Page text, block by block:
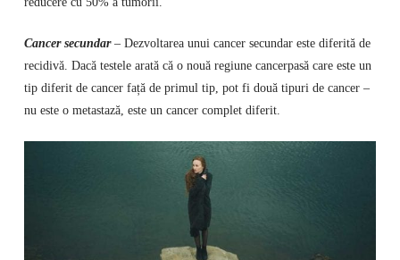
Cancer secundar– Dezvoltarea unui cancer secundar este diferită de
recidivă. Dacă testele arată că o nouă regiune cancerpasă care este un
tip diferit de cancer față de primul tip, pot fi două tipuri de cancer –
nu este o metastază, este un cancer complet diferit.